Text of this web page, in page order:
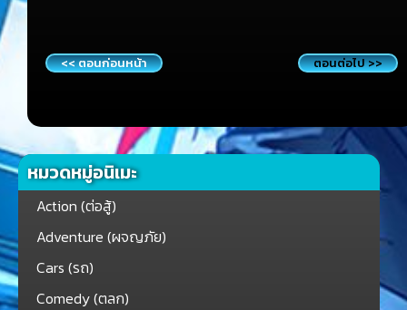
<< ตอนก่อนหน้า ตอนต่อไป >>
หมวดหมู่อนิเมะ
Action (ต่อสู้)
Adventure (ผจญภัย)
Cars (รถ)
Comedy (ตลก)